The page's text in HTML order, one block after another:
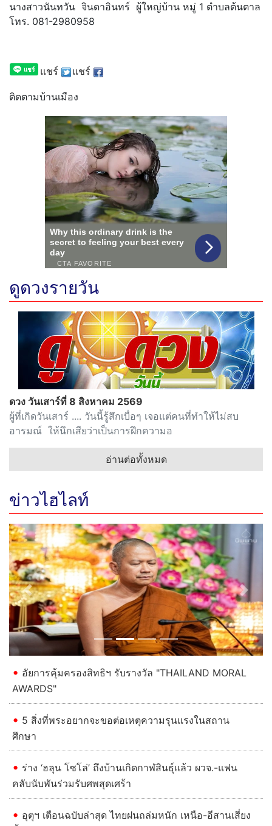
นางสาวนันทวัน จินดาอินทร์ ผู้ใหญ่บ้าน หมู่ 1 ตำบลต้นตาล
โทร. 081-2980958
แชร์ แชร์
ติดตามบ้านเมือง
ดูดวงรายวัน
ดวง วันเสาร์ที่ 8 สิงหาคม 2569
ผู้ที่เกิดวันเสาร์ .... วันนี้รู้สึกเบื่อๆ เจอแต่คนที่ทำให้ไม่สบ
อารมณ์ ให้นึกเสียว่าเป็นการฝึกความอ
อ่านต่อทั้งหมด
ข่าวไฮไลท์
Previous Next
อัยการคุ้มครองสิทธิฯ รับรางวัล "THAILAND MORAL
AWARDS"
5 สิ่งที่พระอยากจะขอต่อเหตุความรุนแรงในสถาน
ศึกษา
ร่าง ‘ฮลุน โซโล่’ ถึงบ้านเกิดกาฬสินธุ์แล้ว ผวจ.-แฟน
คลับนับพันร่วมรับศพสุดเศร้า
อุตุฯ เตือนฉบับล่าสุด ไทยฝนถล่มหนัก เหนือ-อีสานเสี่ยง